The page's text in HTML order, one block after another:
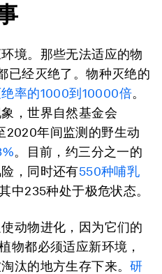
境。那些无法适应的物
经灭绝了。物种灭绝的
率的1000到10000倍。
，世界自然基金会
2020年间监测的野生动
。目前，约三分之一的
，同时还有550种哺乳
235种处于极危状态。
动物进化，因为它们的
都必须适应新环境，
汰的地方生存下来。研